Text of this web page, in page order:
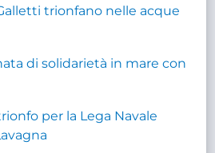
trionfano nelle acque
di solidarietà in mare con
per la Lega Navale